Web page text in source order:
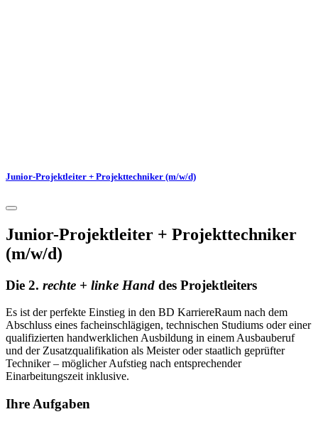
Junior-Projektleiter + Projekttechniker (m/w/d)
Junior-Projektleiter + Projekttechniker
(m/w/d)
Die 2. rechte + linke Hand des Projektleiters
Es ist der perfekte Einstieg in den BD KarriereRaum nach dem
Abschluss eines facheinschlägigen, technischen Studiums oder einer
qualifizierten handwerklichen Ausbildung in einem Ausbauberuf
und der Zusatzqualifikation als Meister oder staatlich geprüfter
Techniker – möglicher Aufstieg nach entsprechender
Einarbeitungszeit inklusive.
Ihre Aufgaben